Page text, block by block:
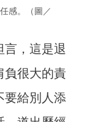
感。（圖／
言，這是退
負很大的責
要給別人添